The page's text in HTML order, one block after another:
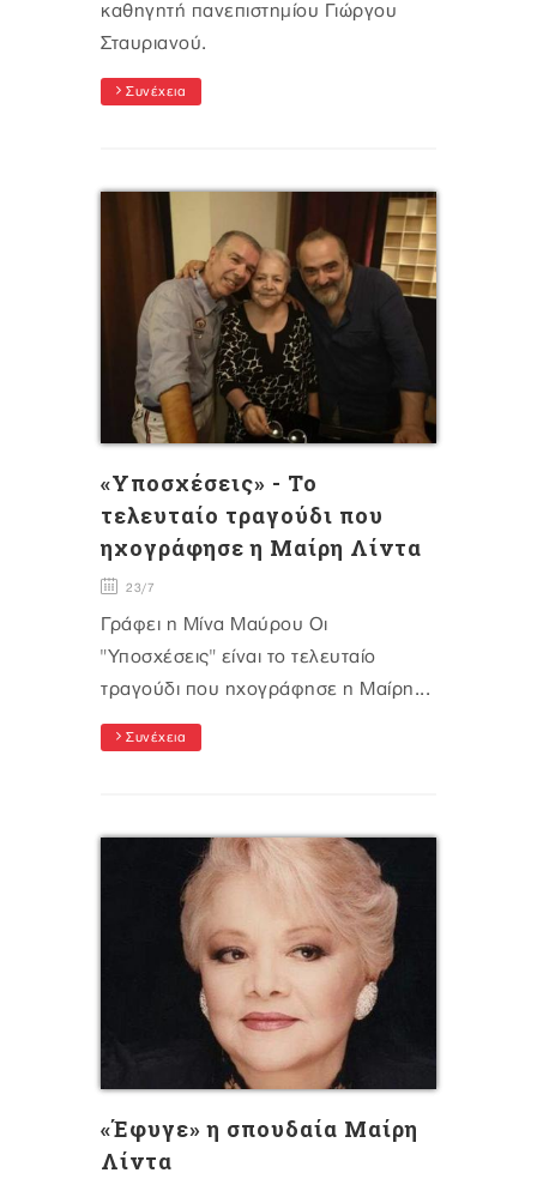
καθηγητή πανεπιστημίου Γιώργου
Σταυριανού.
Συνέχεια
«Υποσχέσεις» - Το
τελευταίο τραγούδι που
ηχογράφησε η Μαίρη Λίντα
23/7
Γράφει η Μίνα Μαύρου Οι
"Υποσχέσεις" είναι το τελευταίο
τραγούδι που ηχογράφησε η Μαίρη...
Συνέχεια
«Έφυγε» η σπουδαία Μαίρη
Λίντα